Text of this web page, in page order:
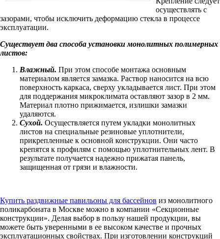
осуществлять с
зазорами, чтобы исключить деформацию стекла в процессе
эксплуатации.
Существует два способа установки монолитных полимерных
листов:
Влажный. При этом способе монтажа основным
материалом является замазка. Раствор наносится на всю
поверхность каркаса, сверху укладывается лист. При этом
для поддержания микроклимата оставляют зазор в 2 мм.
Материал плотно прижимается, излишки замазки
удаляются.
Сухой. Осуществляется путем укладки монолитных
листов на специальные резиновые уплотнители,
прикрепленные к основной конструкции. Они часто
крепятся к профилям с помощью уплотнительных лент. В
результате получается надежно прижатая панель,
защищенная от грязи и влажности.
Купить раздвижные павильоны для бассейнов из монолитного
поликарбоната в Москве можно в компании «Секционные
конструкции». Делая выбор в пользу нашей продукции, вы
можете быть уверенными в ее высоком качестве и прочных
эксплуатационных свойствах. При изготовлении конструкций